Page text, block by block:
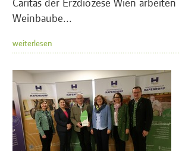
Weinbaube...
weiterlesen